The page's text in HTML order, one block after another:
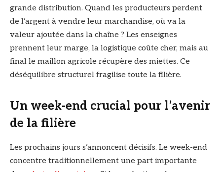
grande distribution. Quand les producteurs perdent
de l’argent à vendre leur marchandise, où va la
valeur ajoutée dans la chaîne ? Les enseignes
prennent leur marge, la logistique coûte cher, mais au
final le maillon agricole récupère des miettes. Ce
déséquilibre structurel fragilise toute la filière.
Un week-end crucial pour l’avenir
de la filière
Les prochains jours s’annoncent décisifs. Le week-end
concentre traditionnellement une part importante